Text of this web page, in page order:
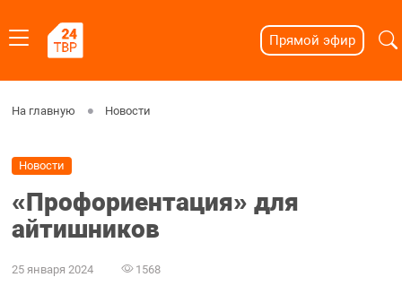
Прямой эфир
На главную Новости
Новости
«Профориентация» для
айтишников
25 января 2024 1568